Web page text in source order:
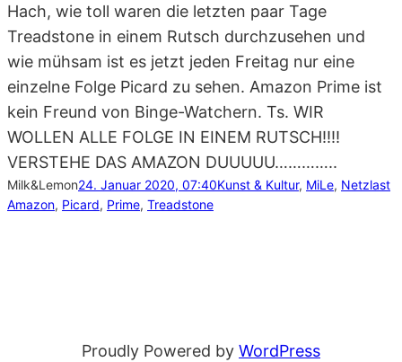
Hach, wie toll waren die letzten paar Tage
Treadstone in einem Rutsch durchzusehen und
wie mühsam ist es jetzt jeden Freitag nur eine
einzelne Folge Picard zu sehen. Amazon Prime ist
kein Freund von Binge-Watchern. Ts. WIR
WOLLEN ALLE FOLGE IN EINEM RUTSCH!!!!
VERSTEHE DAS AMAZON DUUUUU…………..
Milk&Lemon24. Januar 2020, 07:40Kunst & Kultur, MiLe, Netzlast
Amazon, Picard, Prime, Treadstone
Proudly Powered by WordPress